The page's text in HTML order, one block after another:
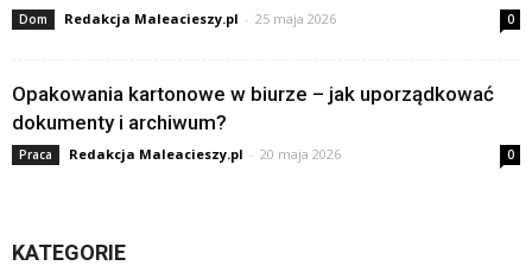
Dom Redakcja Maleacieszy.pl - 25 maja 2026 0
Opakowania kartonowe w biurze – jak uporządkować
dokumenty i archiwum?
Praca Redakcja Maleacieszy.pl - 20 maja 2026 0
KATEGORIE